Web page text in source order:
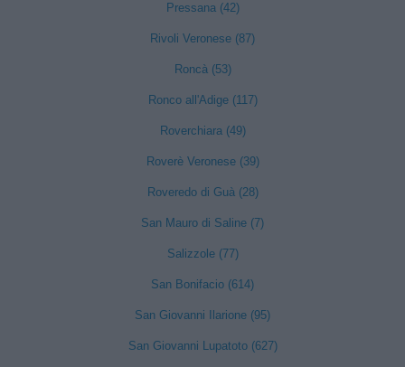
Pressana (42)
Rivoli Veronese (87)
Roncà (53)
Ronco all'Adige (117)
Roverchiara (49)
Roverè Veronese (39)
Roveredo di Guà (28)
San Mauro di Saline (7)
Salizzole (77)
San Bonifacio (614)
San Giovanni Ilarione (95)
San Giovanni Lupatoto (627)